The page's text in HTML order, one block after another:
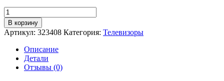
Количество
товара
QLED
телевизор
Samsung
QE75QN800DUXRU
В корзину
Артикул: 323408 Категория: Телевизоры
Описание
Детали
Отзывы (0)